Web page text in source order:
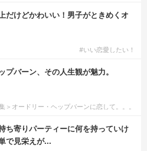
だけどかわいい！男子がときめくオ
#いい恋愛したい！
プバーン、その人生観が魅力。
＞オードリー・ヘップバーンに恋して。。。
ち寄りパーティーに何を持っていけ
で見栄えが...